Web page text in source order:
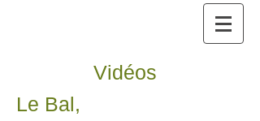
Vidéos
Le Bal,